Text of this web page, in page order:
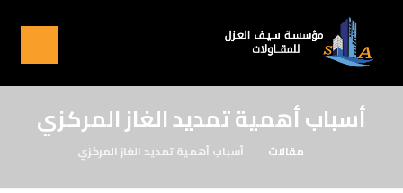
أسباب أهمية تمديد الغاز المركزي
مقالات أسباب أهمية تمديد الغاز المركزي